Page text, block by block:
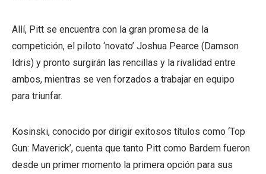
Allí, Pitt se encuentra con la gran promesa de la
competición, el piloto ‘novato’ Joshua Pearce (Damson
Idris) y pronto surgirán las rencillas y la rivalidad entre
ambos, mientras se ven forzados a trabajar en equipo
para triunfar.
Kosinski, conocido por dirigir exitosos títulos como ‘Top
Gun: Maverick’, cuenta que tanto Pitt como Bardem fueron
desde un primer momento la primera opción para sus